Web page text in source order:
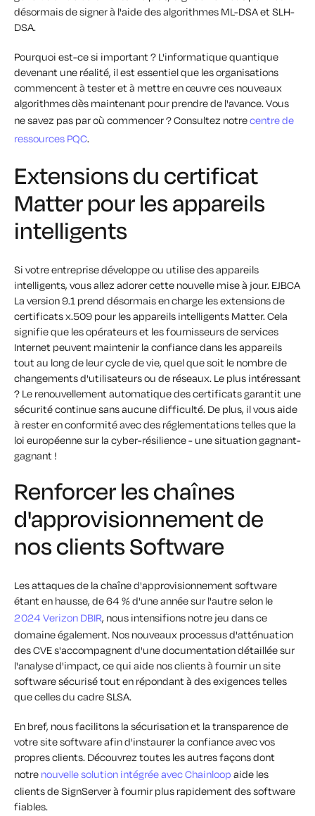
désormais de signer à l'aide des algorithmes ML-DSA et SLH-
DSA.
Pourquoi est-ce si important ? L'informatique quantique
devenant une réalité, il est essentiel que les organisations
commencent à tester et à mettre en œuvre ces nouveaux
algorithmes dès maintenant pour prendre de l'avance. Vous
ne savez pas par où commencer ? Consultez notrecentre de
ressources PQC.
Extensions du certificat
Matter pour les appareils
intelligents
Si votre entreprise développe ou utilise des appareils
intelligents, vous allez adorer cette nouvelle mise à jour. EJBCA
La version 9.1 prend désormais en charge les extensions de
certificats x.509 pour les appareils intelligents Matter. Cela
signifie que les opérateurs et les fournisseurs de services
Internet peuvent maintenir la confiance dans les appareils
tout au long de leur cycle de vie, quel que soit le nombre de
changements d'utilisateurs ou de réseaux. Le plus intéressant
? Le renouvellement automatique des certificats garantit une
sécurité continue sans aucune difficulté. De plus, il vous aide
à rester en conformité avec des réglementations telles que la
loi européenne sur la cyber-résilience - une situation gagnant-
gagnant !
Renforcer les chaînes
d'approvisionnement de
nos clients Software
Les attaques de la chaîne d'approvisionnement software
étant en hausse, de 64 % d'une année sur l'autre selon le
2024 Verizon DBIR, nous intensifions notre jeu dans ce
domaine également. Nos nouveaux processus d'atténuation
des CVE s'accompagnent d'une documentation détaillée sur
l'analyse d'impact, ce qui aide nos clients à fournir un site
software sécurisé tout en répondant à des exigences telles
que celles du cadre SLSA.
En bref, nous facilitons la sécurisation et la transparence de
votre site software afin d'instaurer la confiance avec vos
propres clients. Découvrez toutes les autres façons dont
notre nouvelle solution intégrée avec Chainloop aide les
clients de SignServer à fournir plus rapidement des software
fiables.